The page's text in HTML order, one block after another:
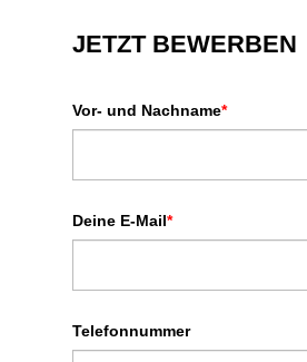
JETZT BEWERBEN
Vor- und Nachname*
Deine E-Mail*
Telefonnummer